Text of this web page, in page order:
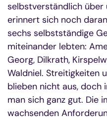
selbstverständlich über
erinnert sich noch
sechs selbstständige
miteinander lebten:
Georg, Dilkrath,
Waldniel. Streitigkeiten
blieben nicht aus, doch
man sich ganz gut. Die
wachsenden